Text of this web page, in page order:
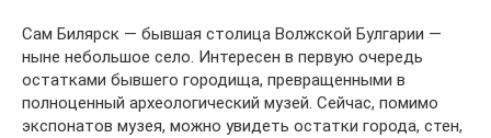
Сам Билярск — бывшая столица Волжской Булгарии —
ныне небольшое село. Интересен в первую очередь
остатками бывшего городища, превращенными в
полноценный археологический музей. Сейчас, помимо
экспонатов музея, можно увидеть остатки города, стен,